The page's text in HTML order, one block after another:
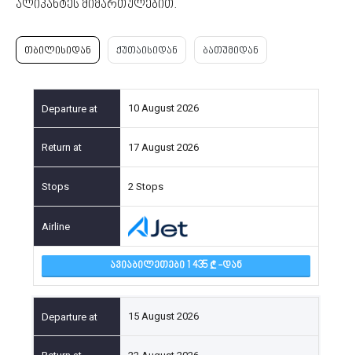
ალიკანტეს მიმართულებით.
თბილისიდან ქუთაისიდან ბათუმიდან
10 August 2026
17 August 2026
2 Stops
ᲐᲕᲘᲐᲑᲘᲚᲔᲗᲔᲑᲘ 1 435 -ᲓᲐᲜ
15 August 2026